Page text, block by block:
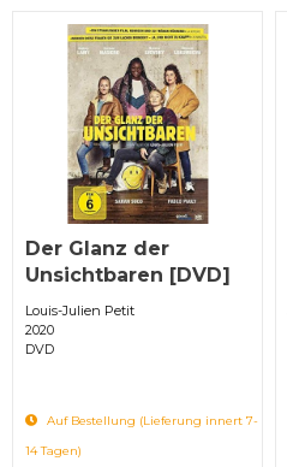
Der Glanz der
Unsichtbaren [DVD]
Louis-Julien Petit
2020
DVD
Auf Bestellung (Lieferung innert 7-
14 Tagen)